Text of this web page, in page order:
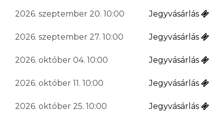
2026. szeptember 20. 10:00 Jegyvásárlás
2026. szeptember 27. 10:00 Jegyvásárlás
2026. október 04. 10:00 Jegyvásárlás
2026. október 11. 10:00 Jegyvásárlás
2026. október 25. 10:00 Jegyvásárlás